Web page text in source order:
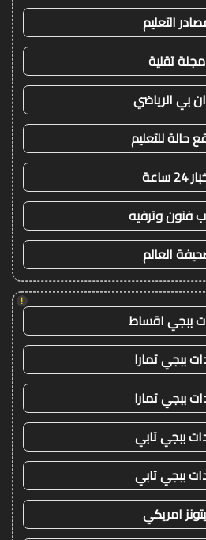
التعليم
مجلة تقنية
بي الرياضي
حالة للتعليم
24 ساعة
فنون وترفيه
العالم
!
ببجي اقساط
ببجي تمارا
ببجي تمارا
ببجي تابي
ببجي تابي
امريكي